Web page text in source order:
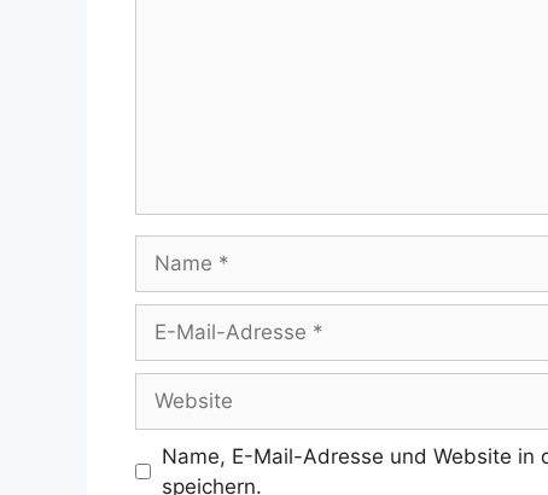
Mail-
Adresse
Name, E-Mail-Adresse und Website in
speichern.